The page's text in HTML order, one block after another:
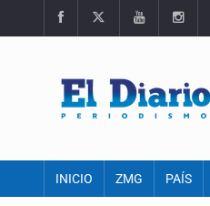
INICIO ZMG PAÍS